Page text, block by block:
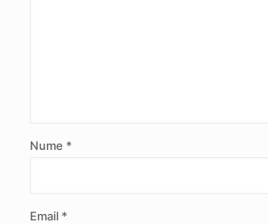
Nume *
Email *